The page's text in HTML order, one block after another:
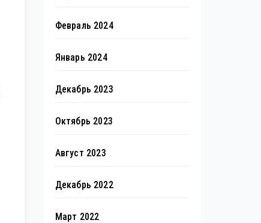
Февраль 2024
Январь 2024
Декабрь 2023
Октябрь 2023
Август 2023
Декабрь 2022
Март 2022